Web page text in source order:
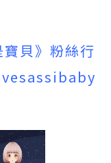
貝》粉絲行